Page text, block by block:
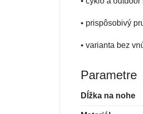
• prispôsobivý
• varianta bez
Parametre
Dĺžka na nohe